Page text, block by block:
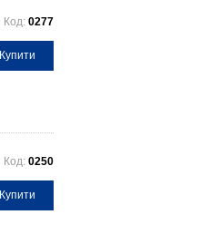
Код: 0277
Купити
Код: 0250
Купити